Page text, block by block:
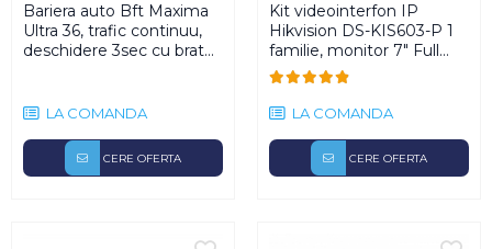
Accesorii
Fotocelule
Lampi Semnalizare
Module de Comanda
Receptoare
Bariera auto Bft Maxima
Ultra 36, trafic continuu,
deschidere 3sec cu brat
LA COMANDA
CERE OFERTA
Kit videointerfon IP
Hikvision DS-KIS603-P 1
familie, monitor 7" Full
HD, WiFi 2.4 GHz, aparent
LA COMANDA
CERE OFERTA